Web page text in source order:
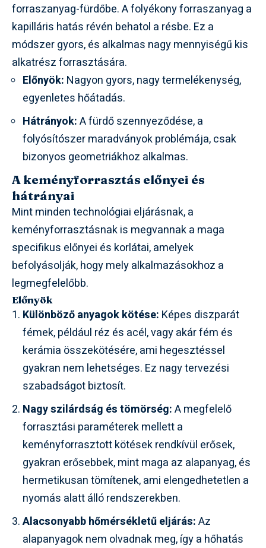
forraszanyag-fürdőbe. A folyékony forraszanyag a
kapilláris hatás révén behatol a résbe. Ez a
módszer gyors, és alkalmas nagy mennyiségű kis
alkatrész forrasztására.
Előnyök: Nagyon gyors, nagy termelékenység,
egyenletes hőátadás.
Hátrányok:A fürdő szennyeződése, a
folyósítószer maradványok problémája, csak
bizonyos geometriákhoz alkalmas.
A keményforrasztás előnyei és
hátrányai
Mint minden technológiai eljárásnak, a
keményforrasztásnak is megvannak a maga
specifikus előnyei és korlátai, amelyek
befolyásolják, hogy mely alkalmazásokhoz a
legmegfelelőbb.
Előnyök
Különböző anyagok kötése: Képes diszparát
fémek, például réz és acél, vagy akár fém és
kerámia összekötésére, ami hegesztéssel
gyakran nem lehetséges. Ez nagy tervezési
szabadságot biztosít.
Nagy szilárdság és tömörség:A megfelelő
forrasztási paraméterek mellett a
keményforrasztott kötések rendkívül erősek,
gyakran erősebbek, mint maga az alapanyag, és
hermetikusan tömítenek, ami elengedhetetlen a
nyomás alatt álló rendszerekben.
Alacsonyabb hőmérsékletű eljárás:Az
alapanyagok nem olvadnak meg, így a hőhatás